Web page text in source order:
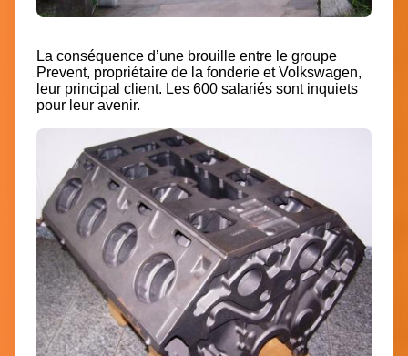
La conséquence d’une brouille entre le groupe
Prevent, propriétaire de la fonderie et Volkswagen,
leur principal client. Les 600 salariés sont inquiets
pour leur avenir.